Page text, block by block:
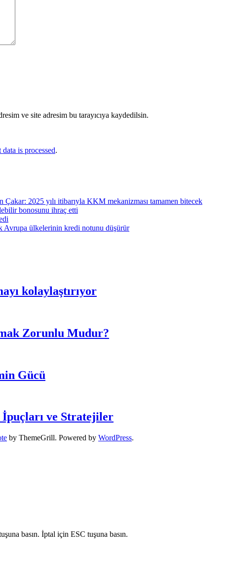
ve site adresim bu tarayıcıya kaydedilsin.
is processed.
2025 yılı itibarıyla KKM mekanizması tamamen bitecek
bonosunu ihraç etti
Avrupa ülkelerinin kredi notunu düşürür
kolaylaştırıyor
Zorunlu Mudur?
Gücü
İpuçları ve Stratejiler
by ThemeGrill. Powered by WordPress.
basın. İptal için ESC tuşuna basın.